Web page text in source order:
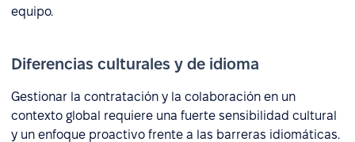
equipo.
Diferencias culturales y de idioma
Gestionar la contratación y la colaboración en un
contexto global requiere una fuerte sensibilidad cultural
y un enfoque proactivo frente a las barreras idiomáticas.